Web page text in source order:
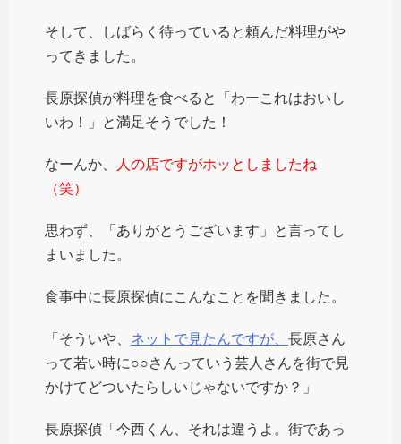
そして、しばらく待っていると頼んだ料理がや
ってきました。
長原探偵が料理を食べると「わーこれはおいし
いわ！」と満足そうでした！
なーんか、
人の店ですがホッとしましたね
（笑）
思わず、「ありがとうございます」と言ってし
まいました。
食事中に長原探偵にこんなことを聞きました。
「そういや、 ネットで見たんですが、 長原さん
って若い時に○○さんっていう芸人さんを街で見
かけてどついたらしいじゃないですか？」
長原探偵「今西くん、それは違うよ。街であっ